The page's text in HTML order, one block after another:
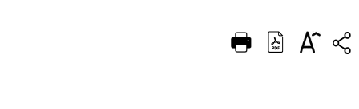
ITALIANO